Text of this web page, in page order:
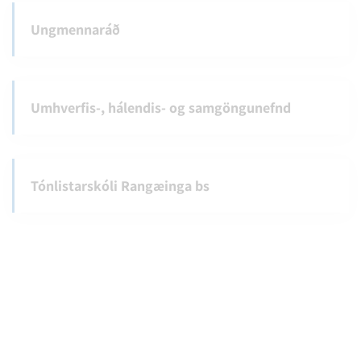
Ungmennaráð
Umhverfis-, hálendis- og samgöngunefnd
Tónlistarskóli Rangæinga bs